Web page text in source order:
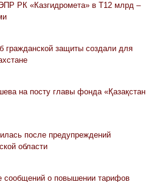
РК «Казгидромета» в Т12 млрд –
гражданской защиты создали для
на посту главы фонда «Қазақстан
после предупреждений
области
сообщений о повышении тарифов